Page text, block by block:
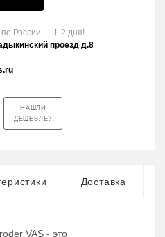
по России — 1-2 дня!
проезд д.8
НАШЛИ
ДЕШЕВЛЕ?
Доставка
VAS - это